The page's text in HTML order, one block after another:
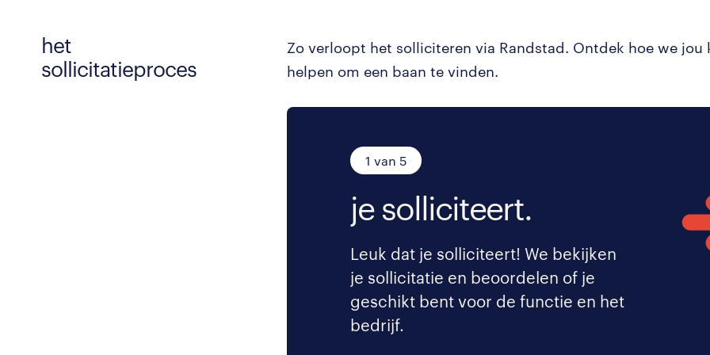
het
sollicitatieproces
Zo verloopt het solliciteren via Randstad. Ontdek hoe we jou
helpen om een baan te vinden.
1 van 5
je solliciteert.
Leuk dat je solliciteert! We bekijken
je sollicitatie en beoordelen of je
geschikt bent voor de functie en het
bedrijf.